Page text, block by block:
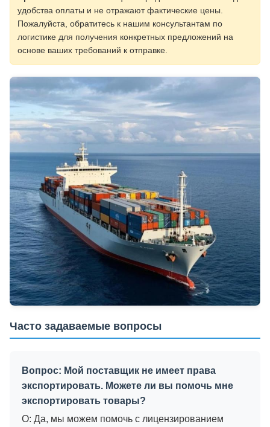
удобства оплаты и не отражают фактические цены.
Пожалуйста, обратитесь к нашим консультантам по
логистике для получения конкретных предложений на
основе ваших требований к отправке.
Часто задаваемые вопросы
Вопрос: Мой поставщик не имеет права
экспортировать. Можете ли вы помочь мне
экспортировать товары?
О: Да, мы можем помочь с лицензированием